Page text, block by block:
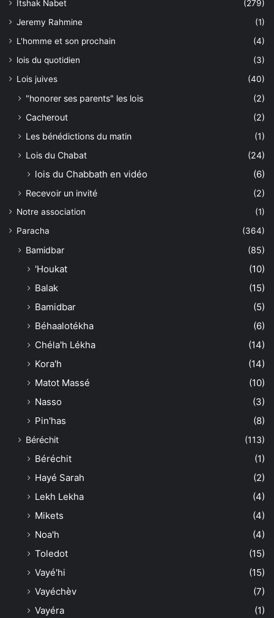
Itshak Nabet
(279)
Jeremy Rahmine
(1)
L'homme et son prochain
(4)
lois du quotidien
(3)
Lois juives
(40)
"honorer ses parents" les lois
(2)
Cacherout
(2)
Les bénédictions du matin
(1)
Lois du Chabat
(24)
lois du Chabbath en vidéo (6)
Recevoir un invité (2)
Notre association
(1)
Paracha
(364)
Bamidbar (85)
'Houkat
(10)
Balak
(15)
Bamidbar
(5)
Béhaalotékha
(6)
Chéla'h Lékha
(14)
Kora'h
(14)
Matot Massé
(10)
Nasso
(3)
Pin'has
(8)
Béréchit (113)
Béréchit
(1)
Hayé Sarah
(2)
Lekh Lekha
(4)
Mikets
(4)
Noa'h
(4)
Toledot
(15)
Vayé'hi
(15)
Vayéchèv
(7)
Vayéra
(1)